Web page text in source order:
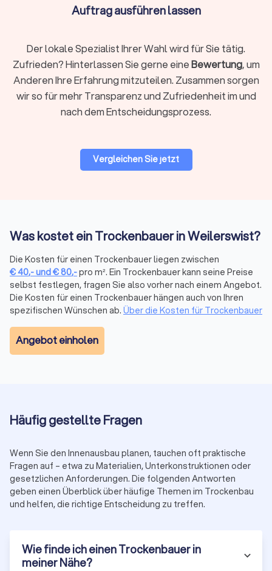
Massivbau
Sehr schnelle Bauzeit
Längere
Bauzeit
Nicht tragend Tragfähig
Oft günstiger Häufig teurer
Warum Trustlocal für Trockenbauer in
Weilerswist?
Objektive Auswahl: DurchschnittlicherTrustlocal-Score
8.1/10aus3,565 Bewertungen
Transparenz:Verifizierte Profile, Leistungsdetails,
Fotos undgebündelte
saubere, fachgerechte Ausführung.
Auftrag ausführen lassen
Der lokale Spezialist Ihrer Wahl wird für Sie tätig.
Zufrieden? Hinterlassen Sie gerne eineBewertung, um
Anderen Ihre Erfahrung mitzuteilen. Zusammen sorgen
wir so für mehr Transparenz und Zufriedenheit im und
nach dem Entscheidungsprozess.
Vergleichen Sie jetzt
Was kostet ein Trockenbauer in Weilerswist?
Die Kosten für einen Trockenbauer liegen zwischen
€40,-und€80,-pro m². Ein Trockenbauer kann seine Preise
selbst festlegen, fragen Sie also vorher nach einem Angebot.
Die Kosten für einen Trockenbauer hängen auch von Ihren
spezifischen Wünschen ab. Über die Kosten für Trockenbauer
Angebot einholen
Häufig gestellte Fragen
Wenn Sie den Innenausbau planen, tauchen oft praktische
Fragen auf – etwa zu Materialien, Unterkonstruktionen oder
gesetzlichen Anforderungen. Die folgenden Antworten
geben einen Überblick über häufige Themen im Trockenbau
und helfen, die richtige Entscheidung zu treffen.
Wie finde ich einen Trockenbauer in
meiner Nähe?